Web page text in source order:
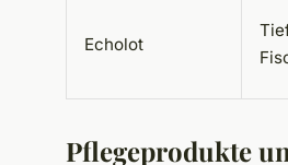
Echolot
Pflegeprodukte